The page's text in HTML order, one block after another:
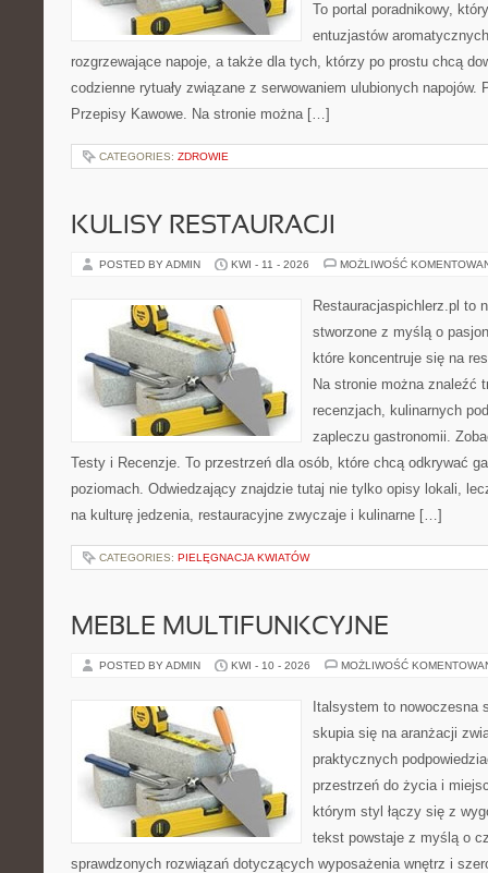
To portal poradnikowy,
entuzjastów
rozgrzewające napoje, a także dla tych, którzy po prostu chcą
codzienne rytuały związane z serwowaniem ulubionych napojów.
Przepisy Kawowe. Na stronie można […]
CATEGORIES: ZDROWIE
KULISY RESTAURACJI
POSTED BY ADMIN KWI - 11 - 2026 MOŻLIWOŚĆ
Restauracjaspichlerz.pl to
stworzone z myślą o
które koncentruje się na
Na stronie można znaleźć
recenzjach, kulinarnych
zapleczu gastronomii.
Testy i Recenzje. To przestrzeń dla osób, które chcą odkrywać
poziomach. Odwiedzający znajdzie tutaj nie tylko opisy lokali,
na kulturę jedzenia, restauracyjne zwyczaje i kulinarne […]
CATEGORIES: PIELĘGNACJA KWIATÓW
MEBLE MULTIFUNKCYJNE
POSTED BY ADMIN KWI - 10 - 2026 MOŻLIWOŚĆ
Italsystem to nowoczesna
skupia się na aranżacji
praktycznych
przestrzeń do życia i
którym styl łączy się z
tekst powstaje z myślą o
sprawdzonych rozwiązań dotyczących wyposażenia wnętrz i